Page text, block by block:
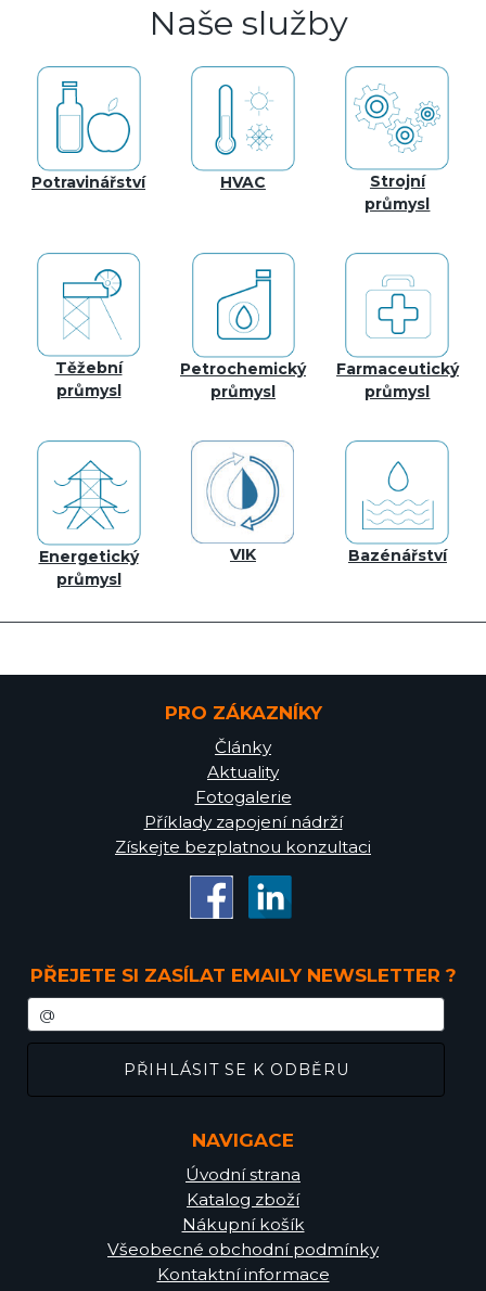
Naše služby
Potravinářství HVAC
Strojní
průmysl
Těžební
průmysl
Petrochemický
průmysl
Farmaceutický
průmysl
Energetický
průmysl
VIK Bazénářství
PRO ZÁKAZNÍKY
Články
Aktuality
Fotogalerie
Příklady zapojení nádrží
Získejte bezplatnou konzultaci
PŘEJETE SI ZASÍLAT EMAILY NEWSLETTER ?
NAVIGACE
Úvodní strana
Katalog zboží
Nákupní košík
Všeobecné obchodní podmínky
Kontaktní informace